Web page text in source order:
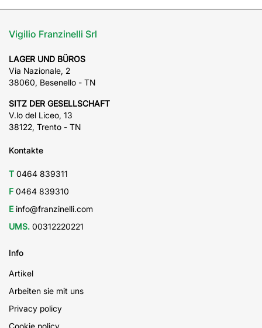
Vigilio Franzinelli Srl
LAGER UND BÜROS
Via Nazionale, 2
38060, Besenello - TN
SITZ DER GESELLSCHAFT
V.lo del Liceo, 13
38122, Trento - TN
Kontakte
T 0464 839311
F 0464 839310
E info@franzinelli.com
UMS. 00312220221
Info
Artikel
Arbeiten sie mit uns
Privacy policy
Cookie policy